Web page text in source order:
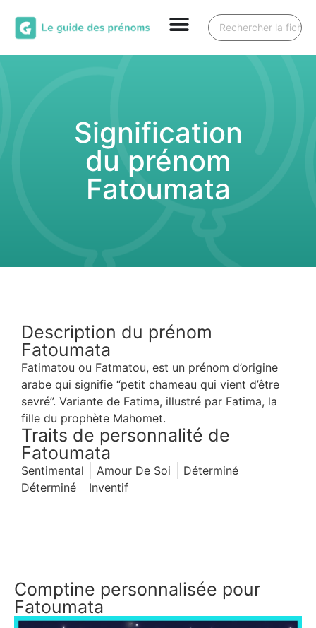
Signification
du prénom
Fatoumata
Description du prénom
Fatoumata
Fatimatou ou Fatmatou, est un prénom d’origine
arabe qui signifie “petit chameau qui vient d’être
sevré”. Variante de Fatima, illustré par Fatima, la
fille du prophète Mahomet.
Traits de personnalité de
Fatoumata
Sentimental Amour De Soi
Déterminé
Déterminé
Inventif
Comptine personnalisée pour
Fatoumata